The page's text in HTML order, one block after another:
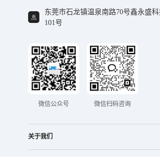
东莞市石龙镇温泉南路70号鑫永盛
101号
微信公众号 微信扫码咨询
关于我们